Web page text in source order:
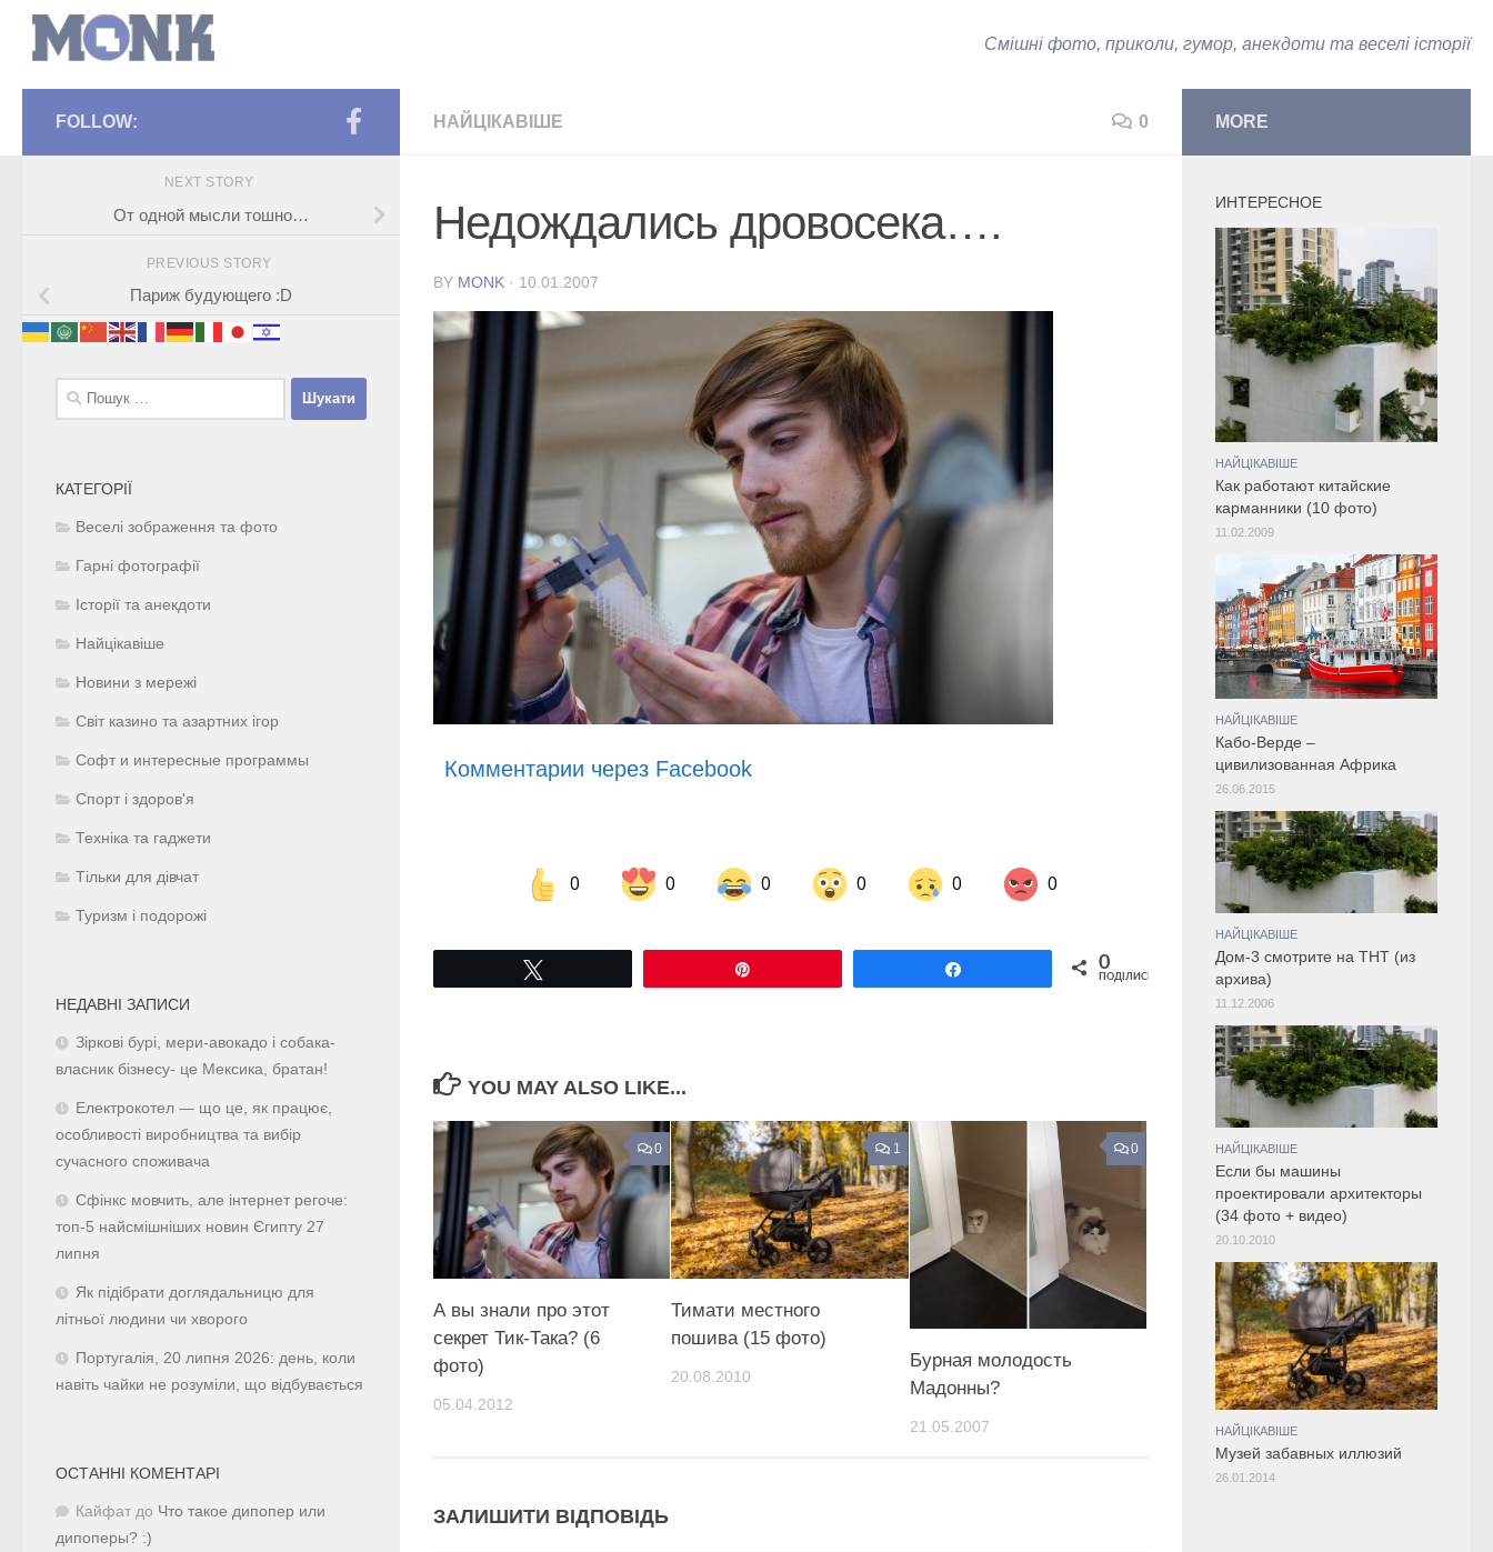
Смішні фото, приколи, гумор, анекдоти та веселі історії
НАЙЦІКАВІШЕ 0
Недождались дровосека….
BY MONK · 10.01.2007
Комментарии через Facebook
0 0 0 0 0 0
Share on Facebook Share on LinkedIn Share on Twitter 0
ПОДІЛИСЬ
YOU MAY ALSO LIKE...
0
А вы знали про этот
секрет Тик-Така? (6
фото)
05.04.2012
1
Тимати местного
пошива (15 фото)
20.08.2010
0
Бурная молодость
Мадонны?
21.05.2007
ЗАЛИШИТИ ВІДПОВІДЬ
FOLLOW:
NEXT STORY
От одной мысли тошно…
PREVIOUS STORY
Париж будующего :D
Пошук:
КАТЕГОРІЇ
Веселі зображення та фото
Гарні фотографії
Історії та анекдоти
Найцікавіше
Новини з мережі
Світ казино та азартних ігор
Софт и интересные программы
Спорт і здоров'я
Техніка та гаджети
Тільки для дівчат
Туризм і подорожі
НЕДАВНІ ЗАПИСИ
Зіркові бурі, мери-авокадо і собака-
власник бізнесу- це Мексика, братан!
Електрокотел — що це, як працює,
особливості виробництва та вибір
сучасного споживача
Сфінкс мовчить, але інтернет регоче:
топ-5 найсмішніших новин Єгипту 27
липня
Як підібрати доглядальницю для
літньої людини чи хворого
Португалія, 20 липня 2026: день, коли
навіть чайки не розуміли, що відбувається
ОСТАННІ КОМЕНТАРІ
Кайфат до Что такое дипопер или
дипоперы? :)
MORE
ИНТЕРЕСНОЕ
НАЙЦІКАВІШЕ
Как работают китайские
карманники (10 фото)
11.02.2009
НАЙЦІКАВІШЕ
Кабо-Верде –
цивилизованная Африка
26.06.2015
НАЙЦІКАВІШЕ
Дом-3 смотрите на ТНТ (из
архива)
11.12.2006
НАЙЦІКАВІШЕ
Если бы машины
проектировали архитекторы
(34 фото + видео)
20.10.2010
НАЙЦІКАВІШЕ
Музей забавных иллюзий
26.01.2014